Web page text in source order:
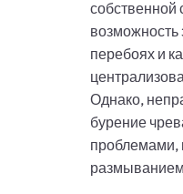
собственной
возможность
перебоях и
Однако,
бурение
проблемами,